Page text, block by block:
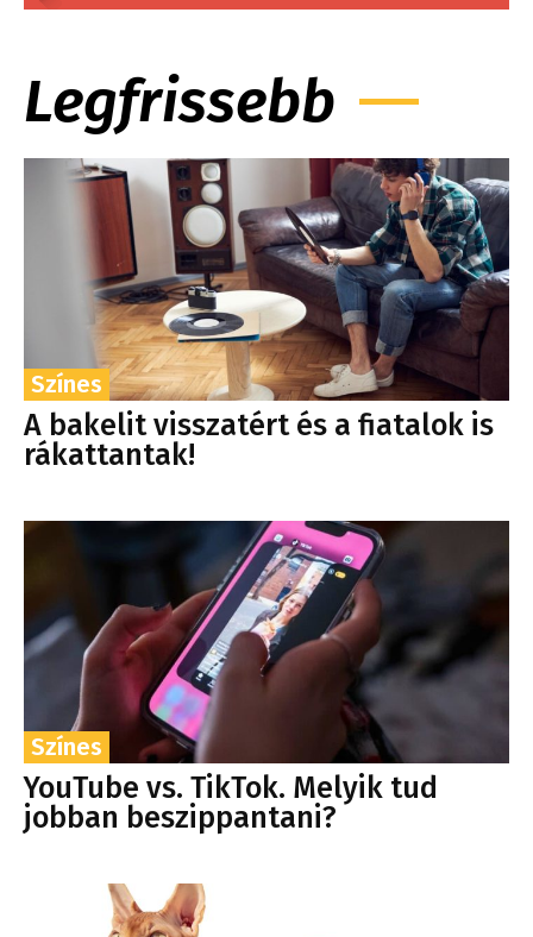
Legfrissebb
Színes
A bakelit visszatért és a fiatalok is
rákattantak!
Színes
YouTube vs. TikTok. Melyik tud
jobban beszippantani?